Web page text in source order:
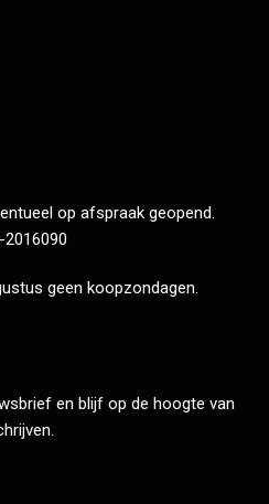
op afspraak geopend.
geen koopzondagen.
en blijf op de hoogte van
.